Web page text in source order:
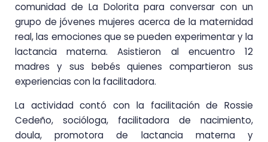
comunidad de La Dolorita para conversar con un
grupo de jóvenes mujeres acerca de la maternidad
real, las emociones que se pueden experimentar y la
lactancia materna. Asistieron al encuentro 12
madres y sus bebés quienes compartieron sus
experiencias con la facilitadora.
La actividad contó con la facilitación de Rossie
Cedeño, socióloga, facilitadora de nacimiento,
doula, promotora de lactancia materna y